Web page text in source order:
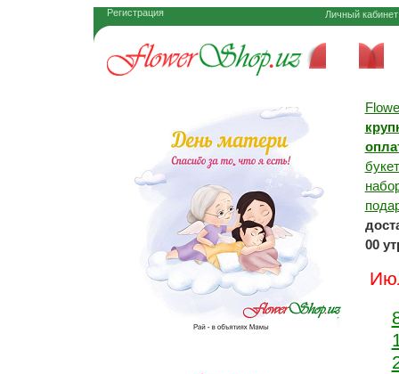
Регистрация Личный кабинет
00